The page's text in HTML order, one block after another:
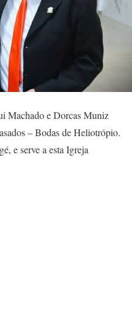
Machado e Dorcas Muniz
– Bodas de Heliotrópio.
e serve a esta Igreja